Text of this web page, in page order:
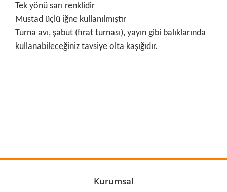
Tek yönü sarı renklidir
Mustad üçlü iğne kullanılmıştır
Turna avı, şabut (fırat turnası), yayın gibi balıklarında
kullanabileceğiniz tavsiye olta kaşığıdır.
Ürün açıklamasında eksik bilgiler bulunuyor.
Ürün bilgilerinde hatalar bulunuyor.
Kurumsal